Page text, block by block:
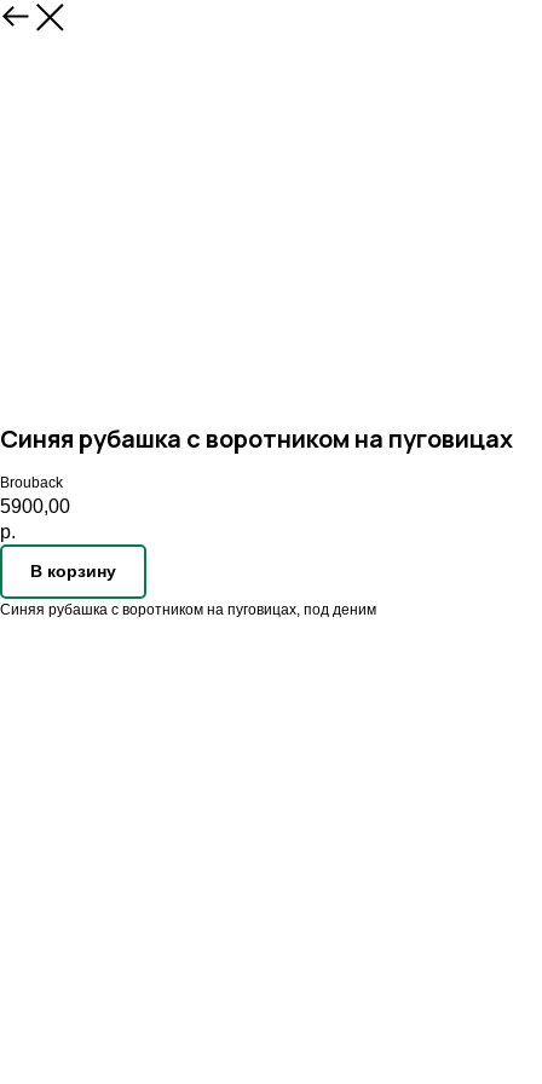
Назад
Синяя рубашка с воротником на пуговицах
Brouback
5900,00
р.
В корзину
Синяя рубашка с воротником на пуговицах, под деним